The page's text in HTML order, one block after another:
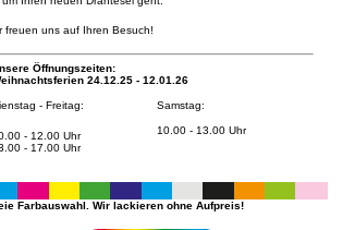
freuen uns auf Ihren Besuch!
Öffnungszeiten:
24.12.25 - 12.01.26
- Freitag: Samstag:
- 12.00 Uhr
- 17.00 Uhr
10.00 - 13.00 Uhr
Farbauswahl. Wir lackieren ohne Aufpreis!